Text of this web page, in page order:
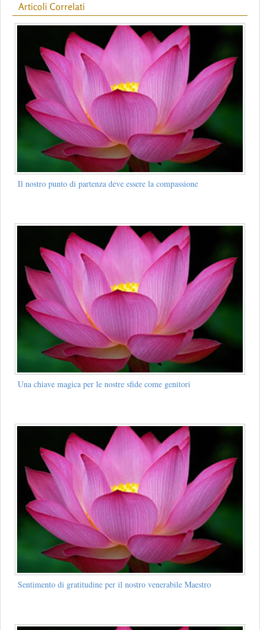
Articoli Correlati
Il nostro punto di partenza deve essere la compassione
Una chiave magica per le nostre sfide come genitori
Sentimento di gratitudine per il nostro venerabile Maestro